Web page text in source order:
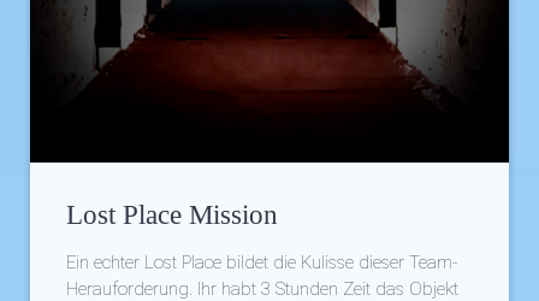
Lost Place Mission
Ein echter Lost Place bildet die Kulisse dieser Team-
Herauforderung. Ihr habt 3 Stunden Zeit das Objekt